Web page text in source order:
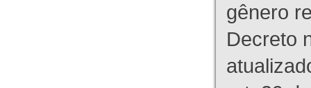
gênero
Decreto